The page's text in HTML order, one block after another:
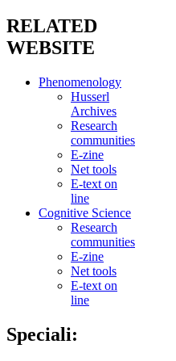
RELATED
WEBSITE
Phenomenology
Husserl
Archives
Research
communities
E-zine
Net tools
E-text on
line
Cognitive Science
Research
communities
E-zine
Net tools
E-text on
line
Speciali: